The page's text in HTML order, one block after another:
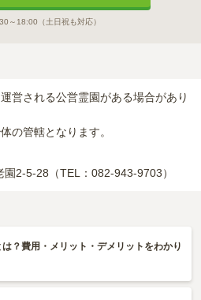
～18:00 （土日祝も対応）
営される公営霊園がある場合があり
の管轄となります。
園2-5-28 （TEL：082-943-9703）
は？費用・メリット・デメリットをわかり